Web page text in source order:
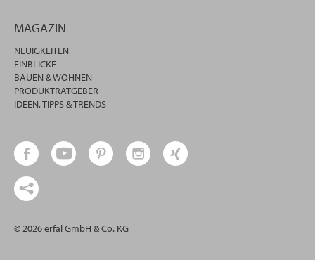
MAGAZIN
NEUIGKEITEN
EINBLICKE
BAUEN & WOHNEN
PRODUKTRATGEBER
IDEEN, TIPPS & TRENDS
© 2026 erfal GmbH & Co. KG